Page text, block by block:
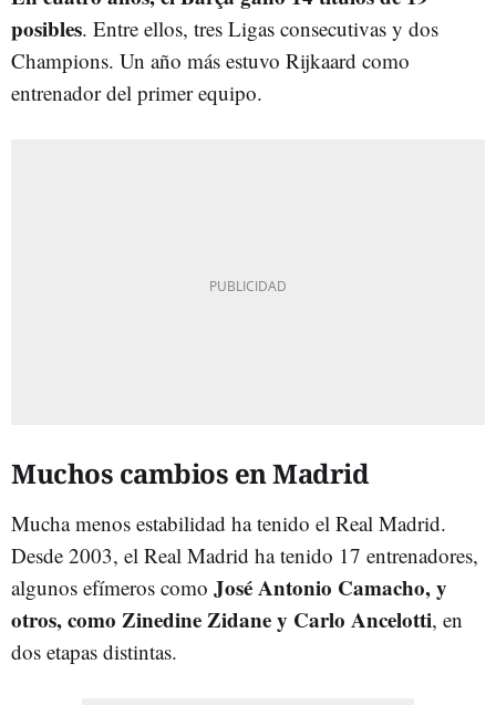
posibles. Entre ellos, tres Ligas consecutivas y dos
Champions. Un año más estuvo Rijkaard como
entrenador del primer equipo.
Muchos cambios en Madrid
Mucha menos estabilidad ha tenido el Real Madrid.
Desde 2003, el Real Madrid ha tenido 17 entrenadores,
algunos efímeros como José Antonio Camacho, y
otros, como Zinedine Zidane y Carlo Ancelotti, en
dos etapas distintas.